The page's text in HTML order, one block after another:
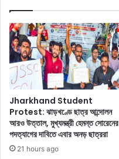
শে
র
ন
ন
.
.
.
ত
জা
ফা
ফি
ল্ম
ট্যু
রে
স
ম
য়
ক্যা
Jharkhand Student
Protest: ঝাড়খণ্ডে ছাত্র আন্দোলন
আরও উত্তাল, মুখ্যমন্ত্রী হেমন্ত সোরেনের
পদত্যাগের দাবিতে এবার অনড় ছাত্ররা
21 hours ago